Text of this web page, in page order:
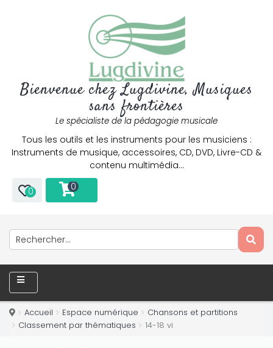
Bienvenue chez Lugdivine, Musiques
sans frontières
Le spécialiste de la pédagogie musicale
Tous les outils et les instruments pour les musiciens :
Instruments de musique, accessoires, CD, DVD, Livre-CD &
contenu multimédia…
0 0
Accueil Espace numérique
Chansons et partitions
Classement par thématiques
14-18 vi
amount on your credits!